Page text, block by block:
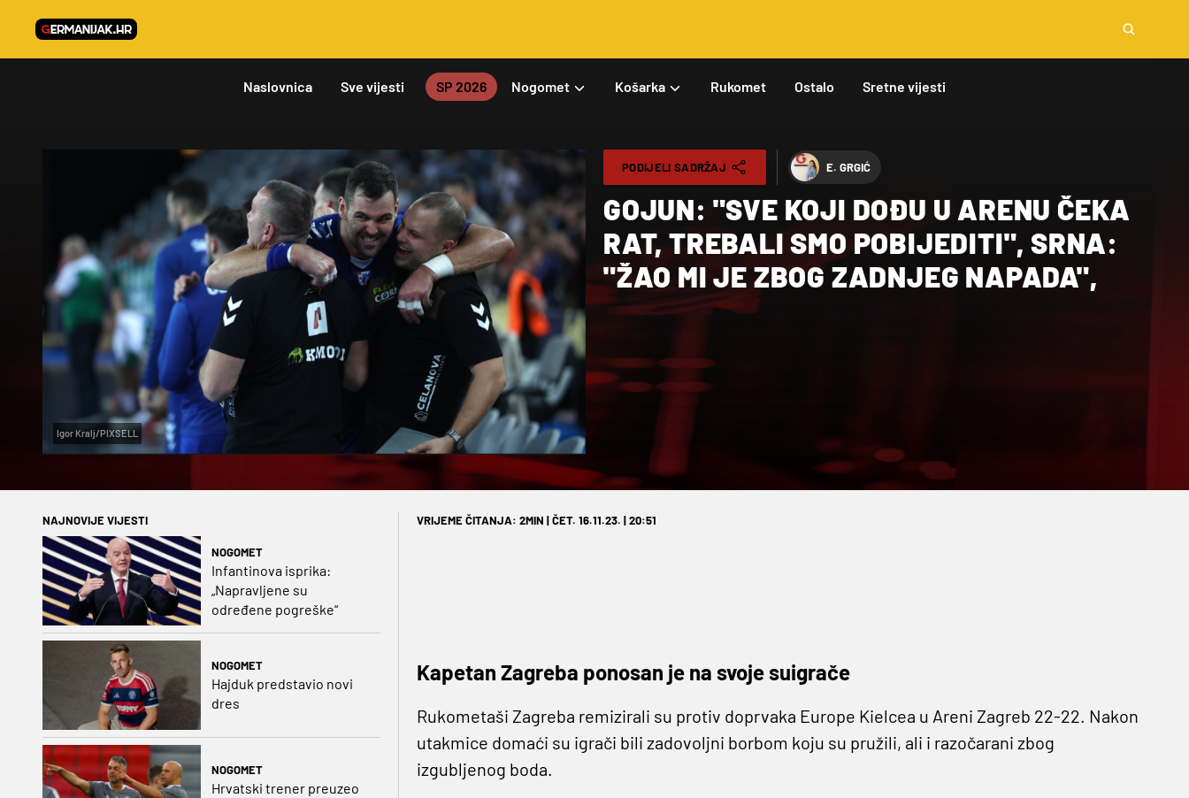
Naslovnica Sve vijesti SP 2026 Nogomet Košarka Rukomet Ostalo Sretne vijesti
Igor Kralj/PIXSELL
PODIJELI SADRŽAJ E. GRGIĆ
GOJUN: "SVE KOJI DOĐU U ARENU ČEKA
RAT, TREBALI SMO POBIJEDITI", SRNA:
"ŽAO MI JE ZBOG ZADNJEG NAPADA",
NAJNOVIJE VIJESTI
NOGOMET
Infantinova isprika:
„Napravljene su
određene pogreške“
NOGOMET
Hajduk predstavio novi
dres
NOGOMET
Hrvatski trener preuzeo
VRIJEME ČITANJA: 2MIN | ČET. 16.11.23. | 20:51
Kapetan Zagreba ponosan je na svoje suigrače
Rukometaši Zagreba remizirali su protiv doprvaka Europe Kielcea u Areni Zagreb 22-22. Nakon
utakmice domaći su igrači bili zadovoljni borbom koju su pružili, ali i razočarani zbog
izgubljenog boda.